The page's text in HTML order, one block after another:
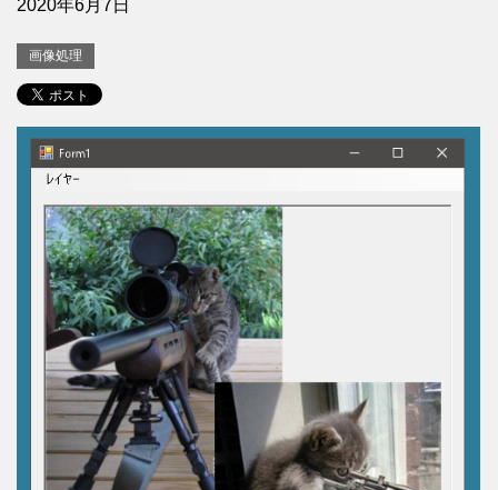
2020年6月7日
画像処理